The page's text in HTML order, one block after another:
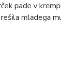
pade v
mladega